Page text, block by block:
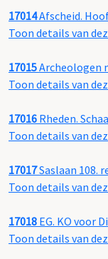
17014Afscheid.
Toon details van
17015Archeologen
Toon details van
17016 Rheden.
Toon details van
17017Saslaan 108.
Toon details van
17018 EG. KO voor
Toon details van